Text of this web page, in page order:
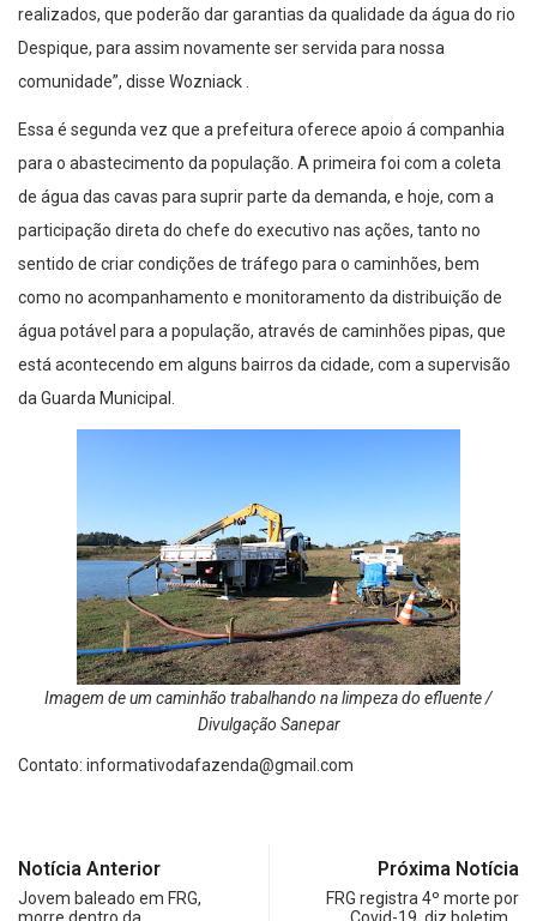
realizados, que poderão dar garantias da qualidade da água do rio
Despique, para assim novamente ser servida para nossa
comunidade”, disse Wozniack .
Essa é segunda vez que a prefeitura oferece apoio á companhia
para o abastecimento da população. A primeira foi com a coleta
de água das cavas para suprir parte da demanda, e hoje, com a
participação direta do chefe do executivo nas ações, tanto no
sentido de criar condições de tráfego para o caminhões, bem
como no acompanhamento e monitoramento da distribuição de
água potável para a população, através de caminhões pipas, que
está acontecendo em alguns bairros da cidade, com a supervisão
da Guarda Municipal.
Imagem de um caminhão trabalhando na limpeza do efluente /
Divulgação Sanepar
Contato: informativodafazenda@gmail.com
Notícia Anterior
Jovem baleado em FRG,
Próxima Notícia
FRG registra 4º morte por